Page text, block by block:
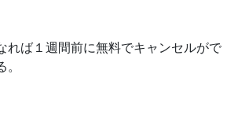
れば１週間前に無料でキャンセルがで